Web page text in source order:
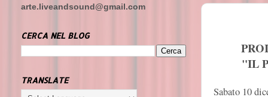
"IL
Sabato 10
arte.liveandsound@gmail.com
CERCA NEL BLOG
TRANSLATE